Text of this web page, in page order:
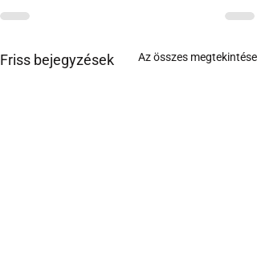
Friss bejegyzések Az összes megtekintése